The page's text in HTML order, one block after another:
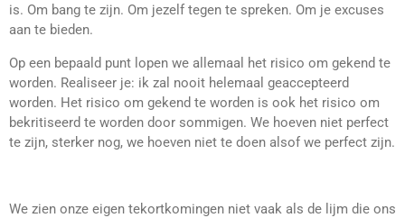
is. Om bang te zijn. Om jezelf tegen te spreken. Om je excuses
aan te bieden.
Op een bepaald punt lopen we allemaal het risico om gekend te
worden. Realiseer je: ik zal nooit helemaal geaccepteerd
worden. Het risico om gekend te worden is ook het risico om
bekritiseerd te worden door sommigen. We hoeven niet perfect
te zijn, sterker nog, we hoeven niet te doen alsof we perfect zijn.
We zien onze eigen tekortkomingen niet vaak als de lijm die ons